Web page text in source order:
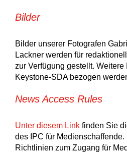
Bilder
Bilder unserer Fotografen
Lackner werden für
zur Verfügung gestellt.
Keystone-SDA bezogen
News Access Rules
Unter diesem Link finden Sie
des IPC für
Richtlinien zum Zugang für